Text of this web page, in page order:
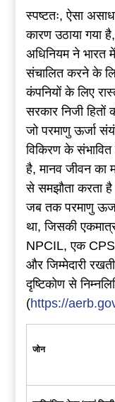
स्पष्टतः, ऐसा
कारण उठाया गया
अधिनियम ने भारत
संचालित करने के
कंपनियों के लिए
सरकार निजी
जो परमाणु ऊर्जा
विकिरण के
है, मानव जीवन का
से समझौता करता
जब तक परमाणु
था, जिसकी
NPCIL, एक
और जिम्मेदारी
दृष्टिकोण से
(https://
जोन